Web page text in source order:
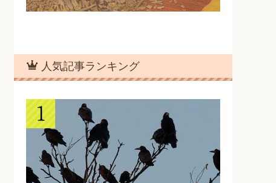
人気記事ランキング